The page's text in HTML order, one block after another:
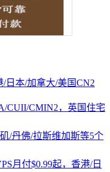
/日本/加拿大/美国CN2
CUII/CMIN2，英国住宅
/丹佛/拉斯维加斯等5个
月付$0.99起，香港/日